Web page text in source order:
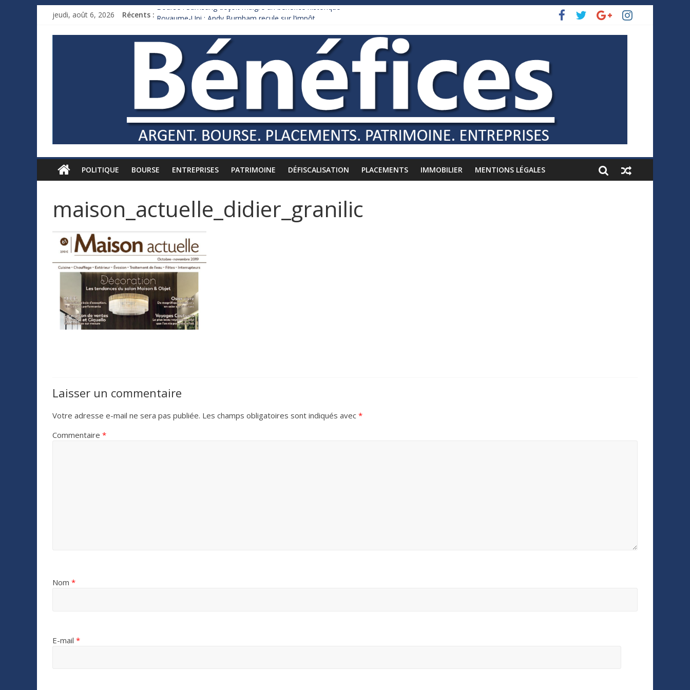
jeudi, août 6, 2026 Récents : Bourse : Samsung déçoit malgré un bénéfice historique
Xavier Niel, le milliardaire qui ne touche presque rien
Ruée des fortunes russes vers l’étranger
France : le logement mis à l’épreuve par la chaleur
POLITIQUE BOURSE ENTREPRISES PATRIMOINE DÉFISCALISATION PLACEMENTS IMMOBILIER MENTIONS LÉGALES
maison_actuelle_didier_granilic
Laisser un commentaire
Votre adresse e-mail ne sera pas publiée. Les champs obligatoires sont indiqués avec *
Commentaire *
Nom *
E-mail *